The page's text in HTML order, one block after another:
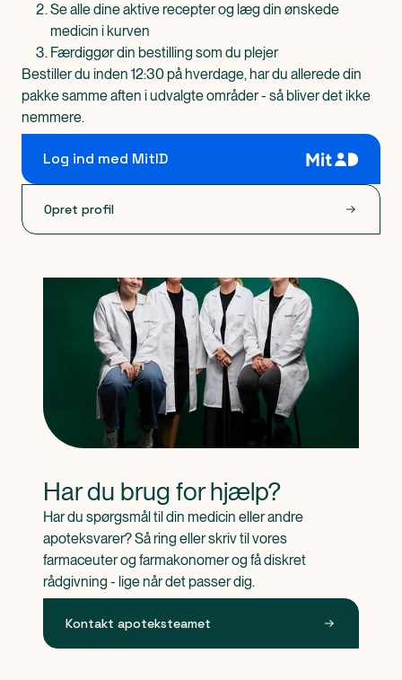
Se alle dine aktive recepter og læg din ønskede
medicin i kurven
Færdiggør din bestilling som du plejer
Bestiller du inden 12:30 på hverdage, har du allerede din
pakke samme aften i udvalgte områder - så bliver det ikke
nemmere.
Log ind med MitID
Opret profil
Har du brug for hjælp?
Har du spørgsmål til din medicin eller andre
apoteksvarer? Så ring eller skriv til vores
farmaceuter og farmakonomer og få diskret
rådgivning - lige når det passer dig.
Kontakt apoteksteamet